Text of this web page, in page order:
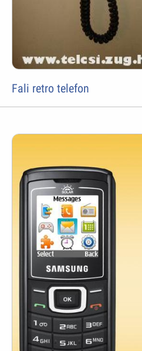
Fali retro telefon